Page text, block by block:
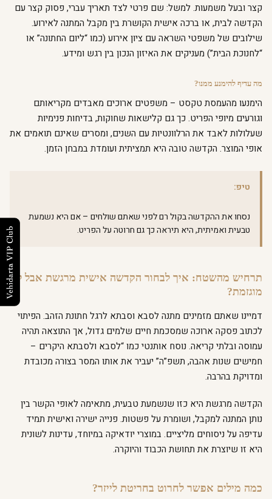
קצר ובעל משמעות. למשל: שם פרטי לצד תאריך עברי, פסוק קצר עם
הקדשה לבית, או ברכה אישית הקושרת בין מקבל המתנה לאירוע.
שילובים של משפטי השראה עם ציון אירוע (כמו “ליום החתונה” או
“לחנוכת הבית”) מעניקים את האיזון הנכון בין רגש ומידע.
מה עדיף להימנע ממנו?
הימנעו מהעמסת טקסט – משפטים ארוכים מאבדים מקריאותם
וגורעים מיופי הפריט. כך גם קלישאות שחוקות, בדיחות פנימיות
שעלולות לאבד את הרלוונטיות עם השנים, ומסרים שאינם תואמים את
אופי המוצר. הקדשה טובה היא תמציתית ועומדת במבחן הזמן.
טיפ:
נסחו את ההקדשה בקול רם לפני שאתם שולחים – אם היא נשמעת
טבעית ואמיתית, היא תיראה כך גם חרוטה על הפריט.
תרחיש מהשטח: איך לבחור הקדשה אישית מרגשת אבל לא
מוגזמת?
דמיינו שאתם מזמינים מתנה לסבא וסבתא לרגל חתונת הזהב. הפיתוי
לכתוב פסקה ארוכה שמסכמת חיים שלמים גדול, אך התוצאה תהיה
עמוסה ובלתי קריאה. נוסח אותנטי כמו “לסבא ולסבתא היקרים –
חמישים שנות אהבה, תשפ”ה” יעביר את אותו המסר בצורה מכובדת
ומדויקת בהרבה.
הקדשה מרגשת היא כזו שנשמעת טבעית, מתאימה לאופי הקשר בין
נותן המתנה למקבל, ושומרת על פשטות. פנייה ישירה ואישית תמיד
עדיפה על ניסוחים מליציים. במוצרי יודאיקה במיוחד, עדינות לשונית
היא זו שיוצרת את תחושת הכבוד והיוקרה.
כמה מילים אפשר לחרוט בחריטת לייזר?